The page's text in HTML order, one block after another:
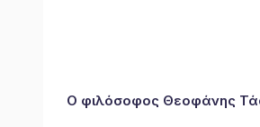
Ο φιλόσοφος Θεοφάνης